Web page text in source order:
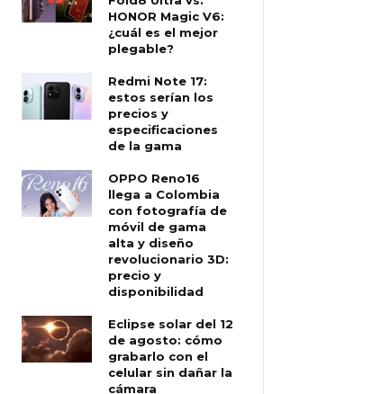
HONOR Magic V6:
¿cuál es el mejor
plegable?
Redmi Note 17:
estos serían los
precios y
especificaciones
de la gama
OPPO Reno16
llega a Colombia
con fotografía de
móvil de gama
alta y diseño
revolucionario 3D:
precio y
disponibilidad
Eclipse solar del 12
de agosto: cómo
grabarlo con el
celular sin dañar la
cámara